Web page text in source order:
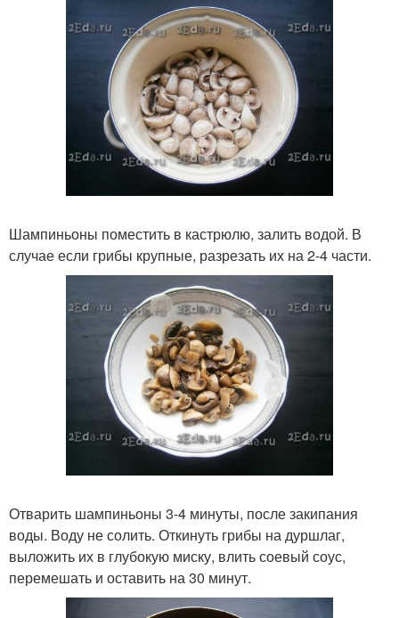
Шампиньоны поместить в кастрюлю, залить водой. В
случае если грибы крупные, разрезать их на 2-4 части.
Отварить шампиньоны 3-4 минуты, после закипания
воды. Воду не солить. Откинуть грибы на дуршлаг,
выложить их в глубокую миску, влить соевый соус,
перемешать и оставить на 30 минут.